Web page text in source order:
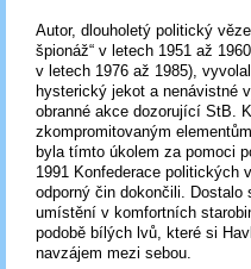
Autor, dlouholetý politický
špionáž“ v letech 1951 až
v letech 1976 až 1985),
hysterický jekot a nenávistné
obranné akce dozorující StB.
zkompromitovaným
byla tímto úkolem za pomoci
1991 Konfederace politických
odporný čin dokončili. Dostalo
umístění v komfortních
podobě bílých lvů, které si
navzájem mezi sebou.